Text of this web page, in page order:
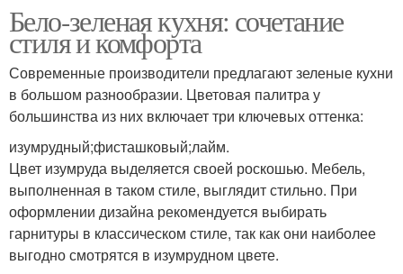
Бело-зеленая кухня: сочетание
стиля и комфорта
Современные производители предлагают зеленые кухни
в большом разнообразии. Цветовая палитра у
большинства из них включает три ключевых оттенка:
изумрудный;фисташковый;лайм.
Цвет изумруда выделяется своей роскошью. Мебель,
выполненная в таком стиле, выглядит стильно. При
оформлении дизайна рекомендуется выбирать
гарнитуры в классическом стиле, так как они наиболее
выгодно смотрятся в изумрудном цвете.